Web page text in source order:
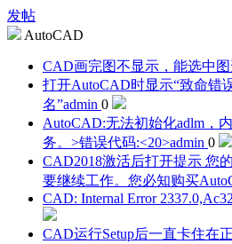
发帖
AutoCAD
CAD画完图不显示，能选中
打开AutoCAD时显示“致命错
名”admin 0
AutoCAD:无法初始化adlm，
务。>错误代码:<20>admin 0
CAD2018激活后打开提示 您
要继续工作。您必知购买
CAD: Internal Error
CAD运行Setup后一直卡住在